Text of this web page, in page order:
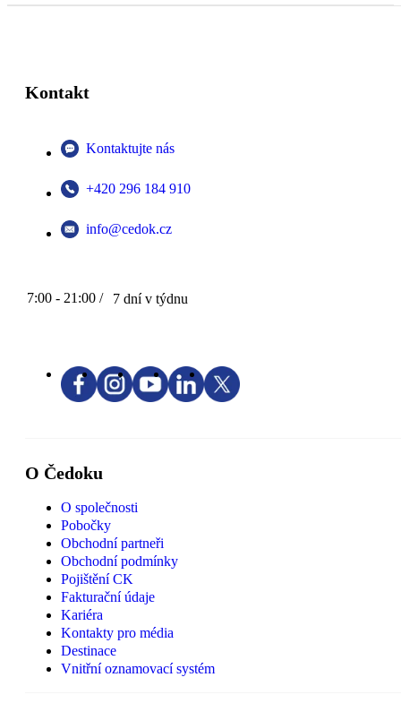
Kontakt
Kontaktujte nás
+420 296 184 910
info@cedok.cz
7:00 - 21:00 / 7 dní v týdnu
O Čedoku
O společnosti
Pobočky
Obchodní partneři
Obchodní podmínky
Pojištění CK
Fakturační údaje
Kariéra
Kontakty pro média
Destinace
Vnitřní oznamovací systém